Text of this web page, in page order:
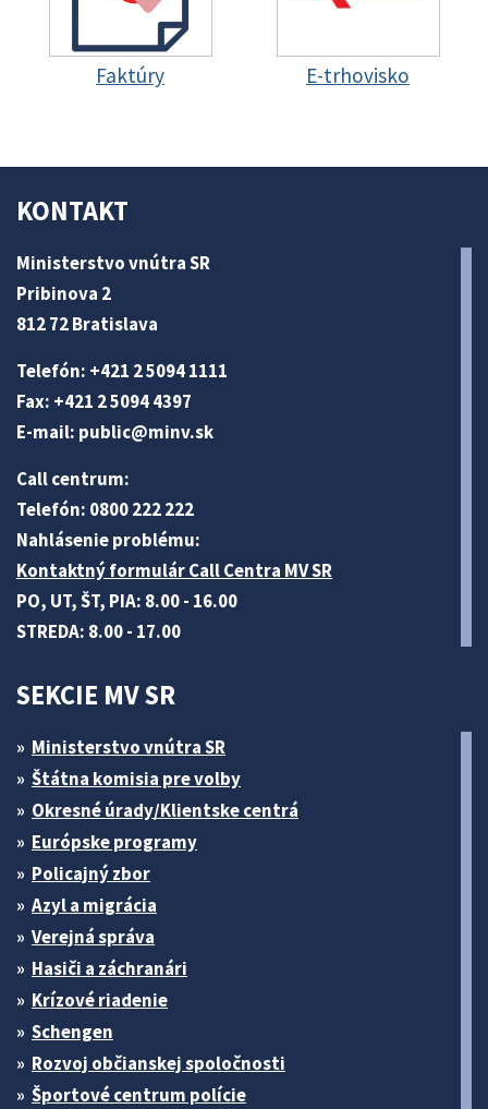
Faktúry E-trhovisko
KONTAKT
Ministerstvo vnútra SR
Pribinova 2
812 72 Bratislava
Telefón: +421 2 5094 1111
Fax: +421 2 5094 4397
E-mail: public@minv.sk
Call centrum:
Telefón: 0800 222 222
Nahlásenie problému:
Kontaktný formulár Call Centra MV SR
PO, UT, ŠT, PIA: 8.00 - 16.00
STREDA: 8.00 - 17.00
SEKCIE MV SR
Ministerstvo vnútra SR
Štátna komisia pre volby
Okresné úrady/Klientske centrá
Európske programy
Policajný zbor
Azyl a migrácia
Verejná správa
Hasiči a záchranári
Krízové riadenie
Schengen
Rozvoj občianskej spoločnosti
Športové centrum polície